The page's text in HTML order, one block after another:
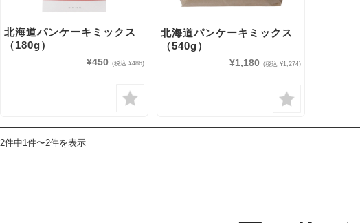
北海道パンケーキミックス
（180g）
¥450 (税込 ¥486)
北海道パンケーキミックス
（540g）
¥1,180 (税込 ¥1,274)
2件中1件〜2件を表示